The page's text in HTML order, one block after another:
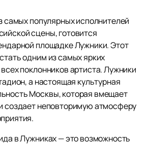
самых популярных исполнителей
сцены, готовится
площадке Лужники. Этот
одним из самых ярких
поклонников артиста. Лужники
а настоящая культурная
Москвы, которая вмещает
создает неповторимую атмосферу
в Лужниках — это возможность